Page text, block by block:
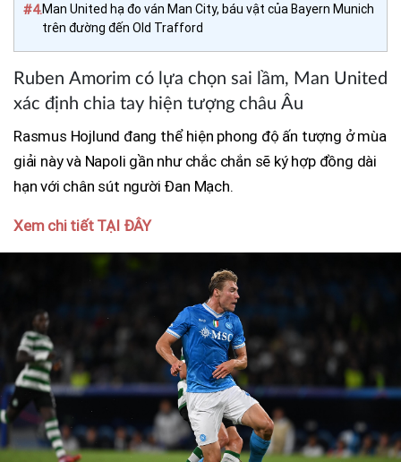
#4.Man United hạ đo ván Man City, báu vật của Bayern Munich
trên đường đến Old Trafford
Ruben Amorim có lựa chọn sai lầm, Man United
xác định chia tay hiện tượng châu Âu
Rasmus Hojlund đang thể hiện phong độ ấn tượng ở mùa
giải này và Napoli gần như chắc chắn sẽ ký hợp đồng dài
hạn với chân sút người Đan Mạch.
Xem chi tiết TẠI ĐÂY